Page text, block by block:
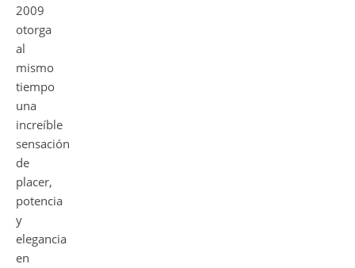
2009
otorga
al
mismo
tiempo
una
increíble
sensación
de
placer,
potencia
y
elegancia
en